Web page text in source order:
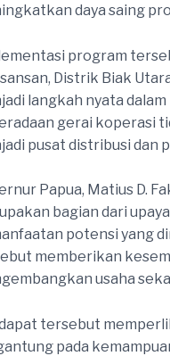
daya saing
program
Distrik Biak
langkah nyata
gerai koperasi
pusat distribusi dan
Papua, Matius D.
bagian dari
potensi yang
memberikan
usaha
tersebut
pada